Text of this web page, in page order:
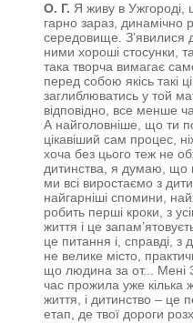
О. Г. Я живу в Ужгороді,
гарно зараз, динамічно
середовище. З’явилися
ними хороші стосунки,
така творча вимагає
перед собою якісь такі
заглиблюватись у той
відповідно, все менше
А найголовніше, що ти
цікавіший сам процес,
хоча без цього теж не
дитинства, я думаю, що
ми всі виростаємо з
найгарніші спомини,
робить перші кроки, з
життя і це
це питання і, справді, з
не велике місто,
що людина за от... Мені
час прожила уже кілька
життя, і дитинство – це
етап, де твої дороги